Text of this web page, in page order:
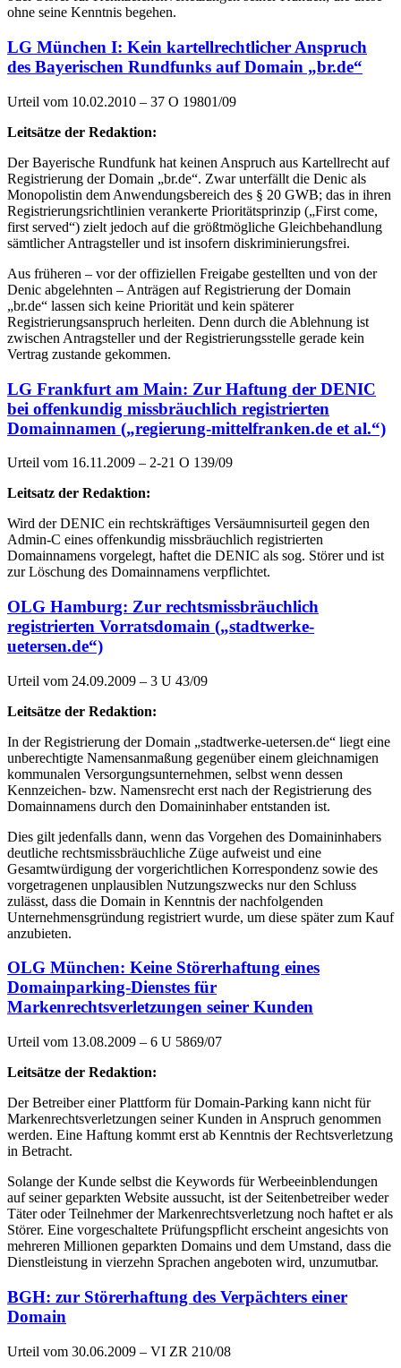
ohne seine Kenntnis begehen.
LG München I: Kein kartellrechtlicher Anspruch
des Bayerischen Rundfunks auf Domain „br.de“
Urteil vom 10.02.2010 – 37 O 19801/09
Leitsätze der Redaktion:
Der Bayerische Rundfunk hat keinen Anspruch aus Kartellrecht auf
Registrierung der Domain „br.de“. Zwar unterfällt die Denic als
Monopolistin dem Anwendungsbereich des § 20 GWB; das in ihren
Registrierungsrichtlinien verankerte Prioritätsprinzip („First come,
first served“) zielt jedoch auf die größtmögliche Gleichbehandlung
sämtlicher Antragsteller und ist insofern diskriminierungsfrei.
Aus früheren – vor der offiziellen Freigabe gestellten und von der
Denic abgelehnten – Anträgen auf Registrierung der Domain
„br.de“ lassen sich keine Priorität und kein späterer
Registrierungsanspruch herleiten. Denn durch die Ablehnung ist
zwischen Antragsteller und der Registrierungsstelle gerade kein
Vertrag zustande gekommen.
LG Frankfurt am Main: Zur Haftung der DENIC
bei offenkundig missbräuchlich registrierten
Domainnamen („regierung-mittelfranken.de et al.“)
Urteil vom 16.11.2009 – 2-21 O 139/09
Leitsatz der Redaktion:
Wird der DENIC ein rechtskräftiges Versäumnisurteil gegen den
Admin-C eines offenkundig missbräuchlich registrierten
Domainnamens vorgelegt, haftet die DENIC als sog. Störer und ist
zur Löschung des Domainnamens verpflichtet.
OLG Hamburg: Zur rechtsmissbräuchlich
registrierten Vorratsdomain („stadtwerke-
uetersen.de“)
Urteil vom 24.09.2009 – 3 U 43/09
Leitsätze der Redaktion:
In der Registrierung der Domain „stadtwerke-uetersen.de“ liegt eine
unberechtigte Namensanmaßung gegenüber einem gleichnamigen
kommunalen Versorgungsunternehmen, selbst wenn dessen
Kennzeichen- bzw. Namensrecht erst nach der Registrierung des
Domainnamens durch den Domaininhaber entstanden ist.
Dies gilt jedenfalls dann, wenn das Vorgehen des Domaininhabers
deutliche rechtsmissbräuchliche Züge aufweist und eine
Gesamtwürdigung der vorgerichtlichen Korrespondenz sowie des
vorgetragenen unplausiblen Nutzungszwecks nur den Schluss
zulässt, dass die Domain in Kenntnis der nachfolgenden
Unternehmensgründung registriert wurde, um diese später zum Kauf
anzubieten.
OLG München: Keine Störerhaftung eines
Domainparking-Dienstes für
Markenrechtsverletzungen seiner Kunden
Urteil vom 13.08.2009 – 6 U 5869/07
Leitsätze der Redaktion:
Der Betreiber einer Plattform für Domain-Parking kann nicht für
Markenrechtsverletzungen seiner Kunden in Anspruch genommen
werden. Eine Haftung kommt erst ab Kenntnis der Rechtsverletzung
in Betracht.
Solange der Kunde selbst die Keywords für Werbeeinblendungen
auf seiner geparkten Website aussucht, ist der Seitenbetreiber weder
Täter oder Teilnehmer der Markenrechtsverletzung noch haftet er als
Störer. Eine vorgeschaltete Prüfungspflicht erscheint angesichts von
mehreren Millionen geparkten Domains und dem Umstand, dass die
Dienstleistung in vierzehn Sprachen angeboten wird, unzumutbar.
BGH: zur Störerhaftung des Verpächters einer
Domain
Urteil vom 30.06.2009 – VI ZR 210/08